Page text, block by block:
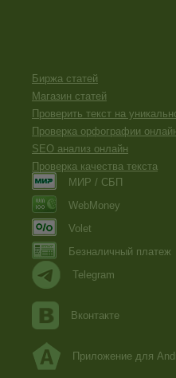
Биржа статей
Магазин статей
Проверить текст на
Проверка орфографии
SEO анализ онлайн
Проверка качества текста
МИР / СБП
WebMoney
Volet
Безналичный платеж
Telegram
Вконтакте
Приложение для